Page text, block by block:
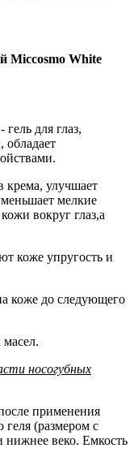
Miccosmo White
гель для глаз,
обладает
крема, улучшает
мелкие
вокруг глаз,а
коже упругость и
коже до следующего
носогубных
применения
геля (размером с
нижнее веко. Емкость